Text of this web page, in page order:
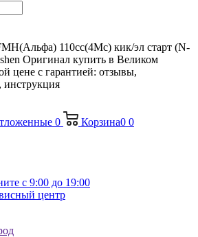
110cc(4Mc) кик/эл старт (N-
Оригинал купить в Великом
цене с гарантией: отзывы,
инструкция
0 Корзина0 0
с 9:00 до 19:00
центр